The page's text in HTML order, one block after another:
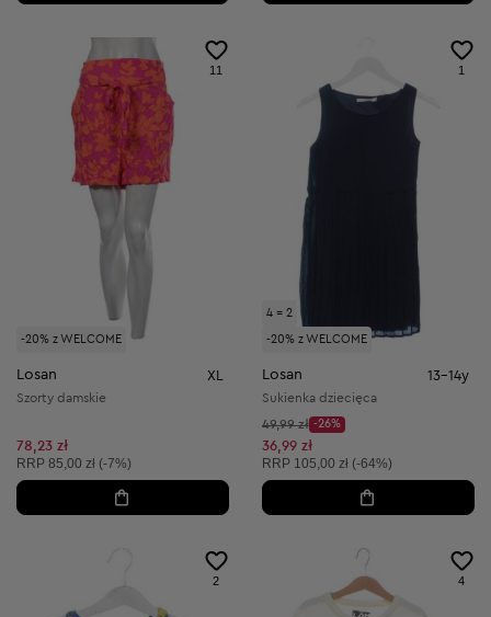
-20% z WELCOME
11
Losan XL
Szorty damskie
78,23 zł
Cena sugerowana:
RRP 85,00 zł (-7%)
4 = 2
-20% z WELCOME
1
Losan 13-14y
Sukienka dziecięca
Cena początkowa:
49,99 zł
Discount Price:
-26%
Obniżona cena:
36,99 zł
Cena sugerowana:
RRP 105,00 zł (-64%)
2 4